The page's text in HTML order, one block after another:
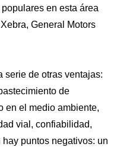
en esta área
General Motors
serie de otras ventajas:
de
en el medio ambiente,
vial, confiabilidad,
puntos negativos: un